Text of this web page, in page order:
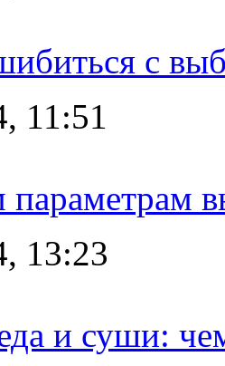
с
11:51
параметрам
13:23
и суши: